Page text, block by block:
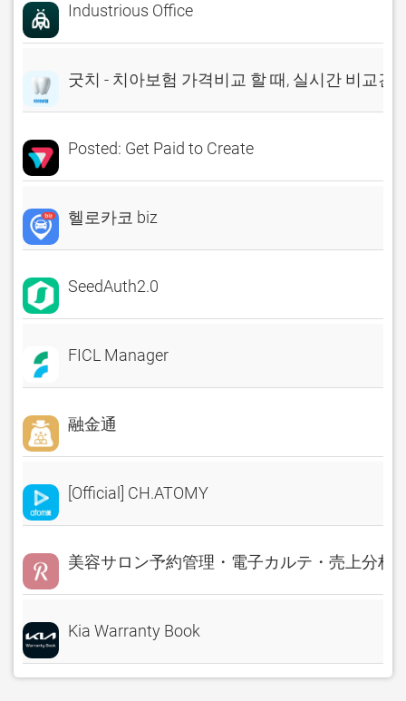
Industrious Office
굿치 - 치아보험 가격비교 할 때, 실시간 비교견
Posted: Get Paid to Create
헬로카코 biz
SeedAuth2.0
FICL Manager
融金通
[Official] CH.ATOMY
美容サロン予約管理・電子カルテ・売上分析
Kia Warranty Book